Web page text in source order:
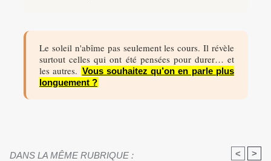
Le soleil n'abîme pas seulement les cours. Il révèle
surtout celles qui ont été pensées pour durer… et
les autres. Vous souhaitez qu’on en parle plus
longuement ?
DANS LA MÊME RUBRIQUE : < >